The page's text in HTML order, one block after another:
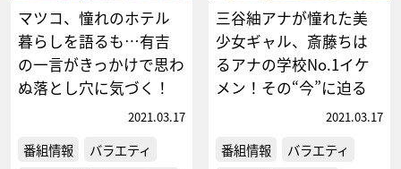
マツコ、憧れのホテル
暮らしを語るも…有吉
の一言がきっかけで思わ
ぬ落とし穴に気づく！
2021.03.17
番組情報
バラエティ
三谷紬アナが憧れた美
少女ギャル、斎藤ちは
るアナの学校No.1イケ
メン！その“今”に迫る
2021.03.17
番組情報
バラエティ